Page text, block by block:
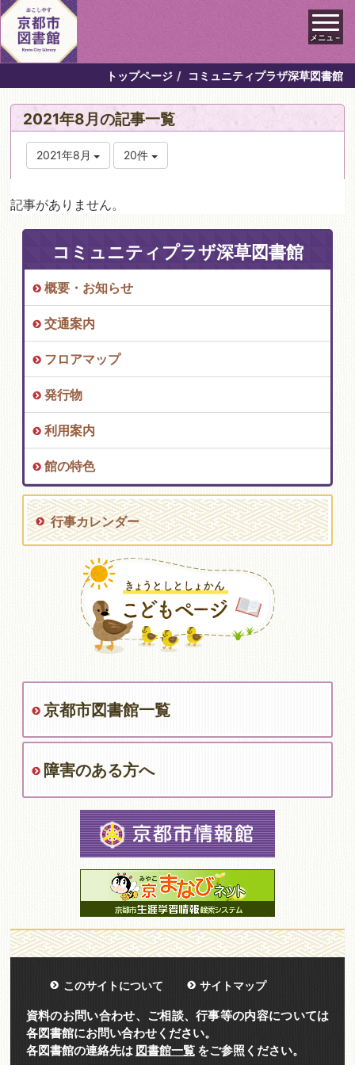
メニュ－
トップページ コミュニティプラザ深草図書館
2021年8月の記事一覧
2021年8月 20件
記事がありません。
コミュニティプラザ深草図書館
概要・お知らせ
交通案内
フロアマップ
発行物
利用案内
館の特色
行事カレンダー
京都市図書館一覧
障害のある方へ
このサイトについて サイトマップ
資料のお問い合わせ、ご相談、行事等の内容については
各図書館にお問い合わせください。
各図書館の連絡先は 図書館一覧をご参照ください。